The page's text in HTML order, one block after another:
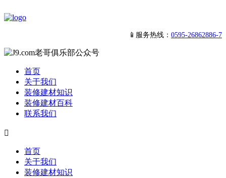
📱服务热线： 0595-26862886-7
首页
关于我们
装修建材知识
装修建材百科
联系我们

首页
关于我们
装修建材知识